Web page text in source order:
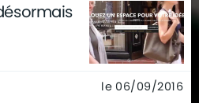
le 06/09/2016